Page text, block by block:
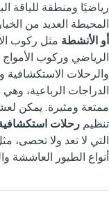
رياضيًا ومنطقة للياقة
المحيطة العديد من
أو الأنشطة مثل ركوب
الرياضي وركوب الأمواج
والرحلات الاستكشافية
الدراجات الرباعية،
ممتعة ومثيرة. يمكن
تنظيم رحلات
التي لا تعد ولا تحصى،
أنواع الطيور العاششة